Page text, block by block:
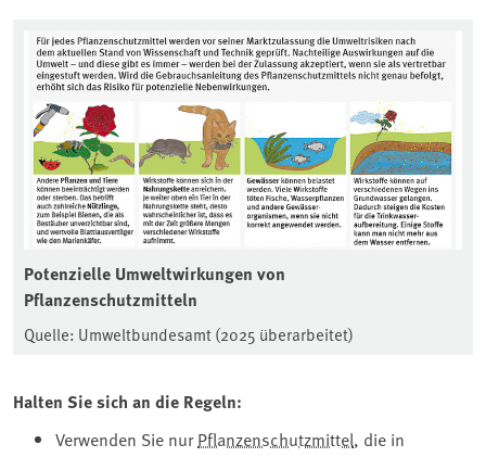
Potenzielle Umweltwirkungen von
Pflanzenschutzmitteln
Quelle: Umweltbundesamt (2025 überarbeitet)
Halten Sie sich an die Regeln:
Verwenden Sie nurPflanzenschutzmittel, die in